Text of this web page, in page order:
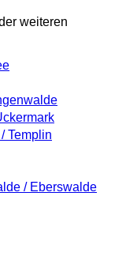
weiteren
Templin
/ Eberswalde